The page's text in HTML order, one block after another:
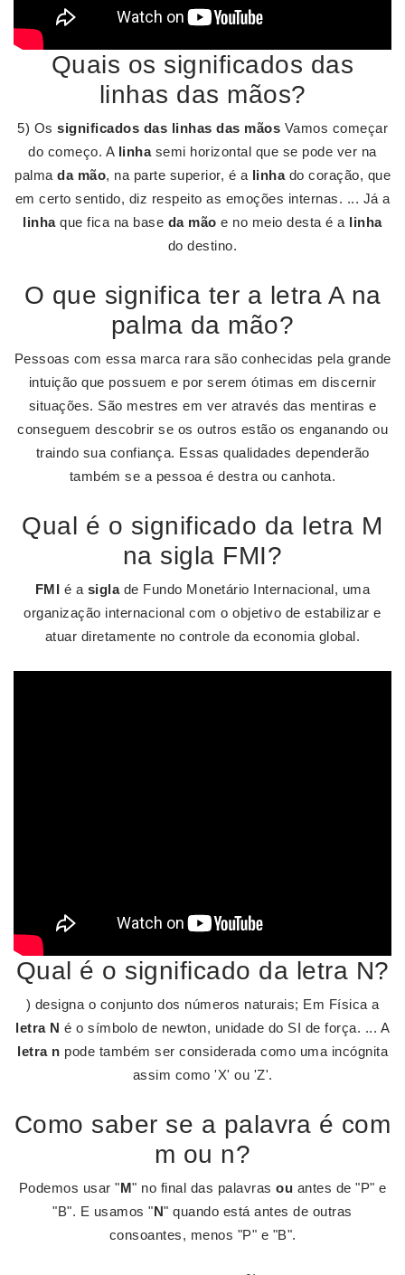
Quais os significados das
linhas das mãos?
5) Os significados das linhas das mãos Vamos começar
do começo. A linhasemi horizontal que se pode ver na
palma da mão, na parte superior, é a linhado coração, que
em certo sentido, diz respeito as emoções internas. ... Já a
linhaque fica na base da mão e no meio desta é a linha
do destino.
O que significa ter a letra A na
palma da mão?
Pessoas com essa marca rara são conhecidas pela grande
intuição que possuem e por serem ótimas em discernir
situações. São mestres em ver através das mentiras e
conseguem descobrir se os outros estão os enganando ou
traindo sua confiança. Essas qualidades dependerão
também se a pessoa é destra ou canhota.
Qual é o significado da letra M
na sigla FMI?
FMI é a siglade Fundo Monetário Internacional, uma
organização internacional com o objetivo de estabilizar e
atuar diretamente no controle da economia global.
Qual é o significado da letra N?
) designa o conjunto dos números naturais; Em Física a
letra N é o símbolo de newton, unidade do SI de força. ... A
letra n pode também ser considerada como uma incógnita
assim como 'X' ou 'Z'.
Como saber se a palavra é com
m ou n?
Podemos usar "M" no final das palavras ou antes de "P" e
"B". E usamos "N" quando está antes de outras
consoantes, menos "P" e "B".